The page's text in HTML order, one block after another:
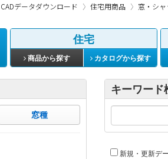
CADデータダウンロード 住宅用商品 窓・シ
住宅
商品から探す カタログから探す
窓種
キーワード
新規・更新デ